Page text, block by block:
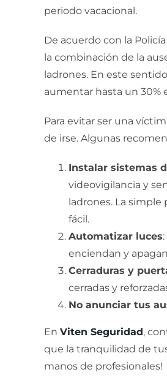
periodo vacacional.
De acuerdo con la
la combinación de la
ladrones. En este
aumentar hasta un 30%
Para evitar ser una
de irse. Algunas
Instalar sistemas
videovigilancia y
ladrones. La
fácil.
Automatizar luces
enciendan y
Cerraduras y
cerradas y
No anunciar tus
En Viten Seguridad,
que la tranquilidad de
manos de profesionales!